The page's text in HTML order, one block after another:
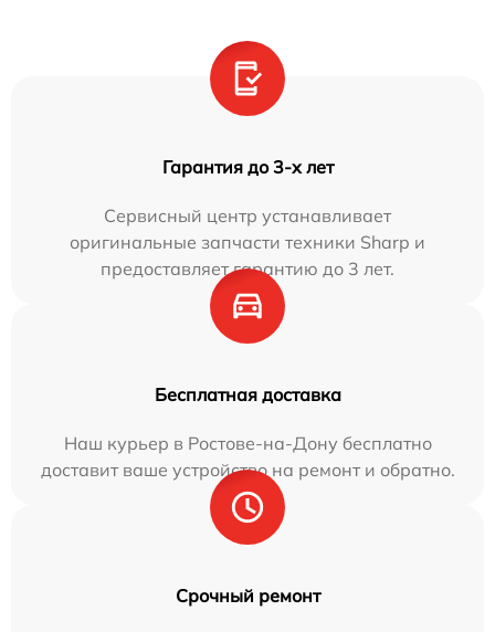
Гарантия до 3-х лет
Сервисный центр устанавливает
оригинальные запчасти техники Sharp и
предоставляет гарантию до 3 лет.
Бесплатная доставка
Наш курьер в Ростове-на-Дону бесплатно
доставит ваше устройство на ремонт и обратно.
Срочный ремонт